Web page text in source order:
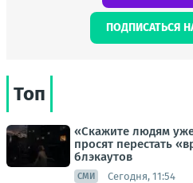
ПОДПИСАТЬСЯ НА
Топ
«Скажите людям
просят перестать
блэкаутов
СМИ Сегодня, 11:54